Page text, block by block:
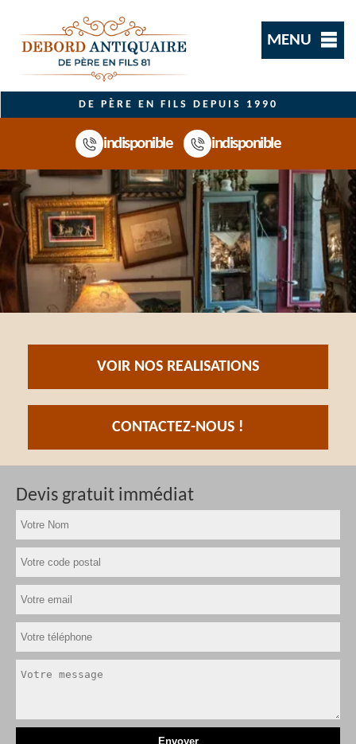
MENU
DE PÈRE EN FILS DEPUIS 1990
indisponible indisponible
VOIR NOS REALISATIONS
CONTACTEZ-NOUS !
Devis gratuit immédiat